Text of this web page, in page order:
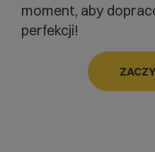
moment, aby
perfekcji!